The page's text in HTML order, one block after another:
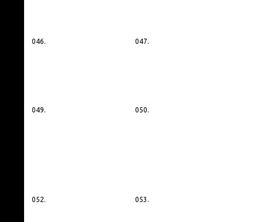
046. 047.
049. 050.
052. 053.